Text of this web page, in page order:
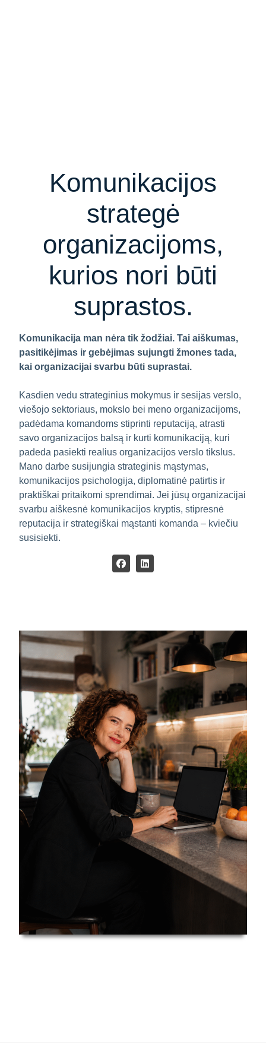
Komunikacijos
strategė
organizacijoms,
kurios nori būti
suprastos.
Komunikacija man nėra tik žodžiai. Tai aiškumas,
pasitikėjimas ir gebėjimas sujungti žmones tada,
kai organizacijai svarbu būti suprastai.
Kasdien vedu strateginius mokymus ir sesijas verslo,
viešojo sektoriaus, mokslo bei meno organizacijoms,
padėdama komandoms stiprinti reputaciją, atrasti
savo organizacijos balsą ir kurti komunikaciją, kuri
padeda pasiekti realius organizacijos verslo tikslus.
Mano darbe susijungia strateginis mąstymas,
komunikacijos psichologija, diplomatinė patirtis ir
praktiškai pritaikomi sprendimai. Jei jūsų organizacijai
svarbu aiškesnė komunikacijos kryptis, stipresnė
reputacija ir strategiškai mąstanti komanda – kviečiu
susisiekti.